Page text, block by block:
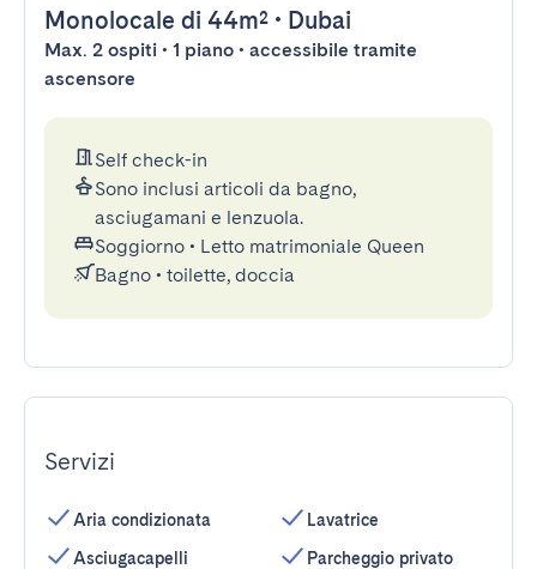
Monolocale di 44m² • Dubai
Max. 2 ospiti • 1 piano • accessibile tramite
ascensore
Self check-in
Sono inclusi articoli da bagno,
asciugamani e lenzuola.
Soggiorno • Letto matrimoniale Queen
Bagno • toilette, doccia
Servizi
Aria condizionata
Asciugacapelli
Lavatrice
Parcheggio privato